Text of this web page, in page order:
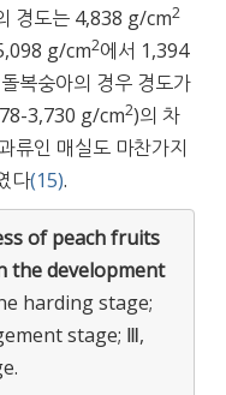
경도는 4,838 g/cm2
g/cm2에서 1,394
복숭아의 경우 경도가
3,730 g/cm2)의 차
류인 매실도 마찬가지
다(15).
of peach fruits
the development
harding stage;
stage; Ⅲ,